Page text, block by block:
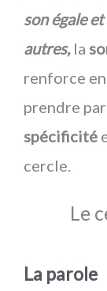
son égale et
autres, la
renforce
prendre
spécificité
cercle.
Le
La parole